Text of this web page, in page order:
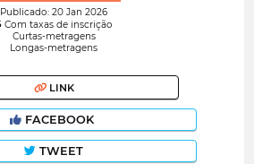
Publicado: 20 Jan 2026
Com taxas de inscrição
Curtas-metragens
Longas-metragens
LINK
FACEBOOK
TWEET